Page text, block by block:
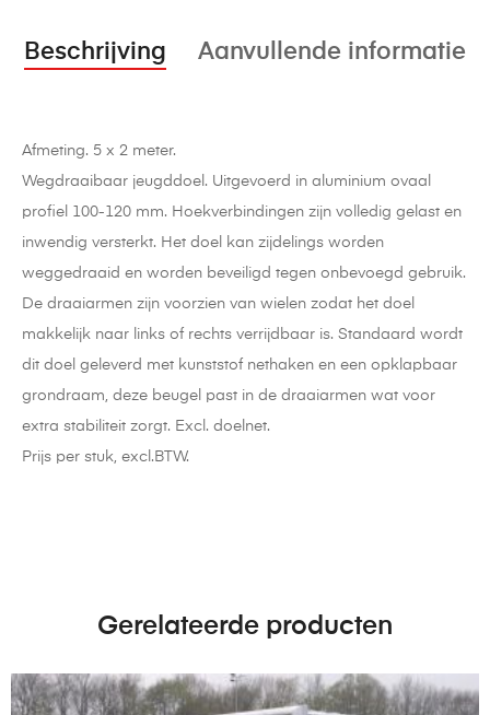
Beschrijving Aanvullende informatie
Afmeting. 5 x 2 meter.
Wegdraaibaar jeugddoel. Uitgevoerd in aluminium ovaal
profiel 100-120 mm. Hoekverbindingen zijn volledig gelast en
inwendig versterkt. Het doel kan zijdelings worden
weggedraaid en worden beveiligd tegen onbevoegd gebruik.
De draaiarmen zijn voorzien van wielen zodat het doel
makkelijk naar links of rechts verrijdbaar is. Standaard wordt
dit doel geleverd met kunststof nethaken en een opklapbaar
grondraam, deze beugel past in de draaiarmen wat voor
extra stabiliteit zorgt. Excl. doelnet.
Prijs per stuk, excl.BTW.
Gerelateerde producten